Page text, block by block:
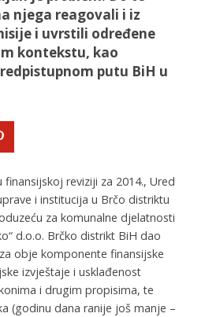
njega reagovali i iz
i uvrstili određene
kontekstu, kao
putu BiH u
finansijskoj reviziji za 2014., Ured
i institucija u Brčo distriktu
za komunalne djelatnosti
d.o.o. Brčko distrikt BiH dao
obje komponente finansijske
izvještaje i usklađenost
i drugim propisima, te
(godinu dana ranije još manje –